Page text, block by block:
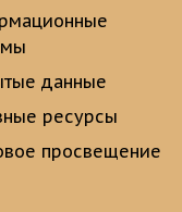
данные
ресурсы
просвещение